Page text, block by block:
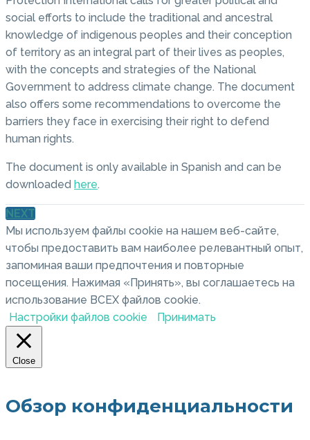
social efforts to include the traditional and ancestral
knowledge of indigenous peoples and their conception
of territory as an integral part of their lives as peoples,
with the concepts and strategies of the National
Government to address climate change. The document
also offers some recommendations to overcome the
barriers they face in exercising their right to defend
human rights.
The document is only available in Spanish and can be
downloaded here.
NEXT
Мы используем файлы cookie на нашем веб-сайте,
чтобы предоставить вам наиболее релевантный опыт,
запоминая ваши предпочтения и повторные
посещения. Нажимая «Принять», вы соглашаетесь на
использование ВСЕХ файлов cookie.
Настройки файлов cookie
Принимать
Close
Обзор конфиденциальности